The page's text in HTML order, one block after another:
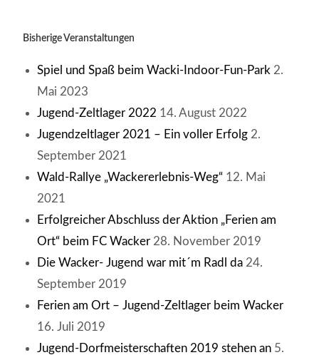
Bisherige Veranstaltungen
Spiel und Spaß beim Wacki-Indoor-Fun-Park 2.
Mai 2023
Jugend-Zeltlager 2022 14. August 2022
Jugendzeltlager 2021 – Ein voller Erfolg 2.
September 2021
Wald-Rallye „Wackererlebnis-Weg“ 12. Mai
2021
Erfolgreicher Abschluss der Aktion „Ferien am
Ort“ beim FC Wacker 28. November 2019
Die Wacker- Jugend war mit´m Radl da 24.
September 2019
Ferien am Ort – Jugend-Zeltlager beim Wacker
16. Juli 2019
Jugend-Dorfmeisterschaften 2019 stehen an 5.